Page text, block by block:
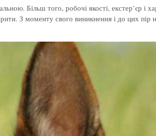
Більш того, робочі якості, екстер’єр і
З моменту свого виникнення і до цих пір